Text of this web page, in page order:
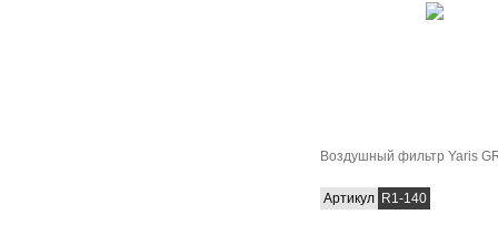
Воздушный фильтр Yaris
Артикул R1-140